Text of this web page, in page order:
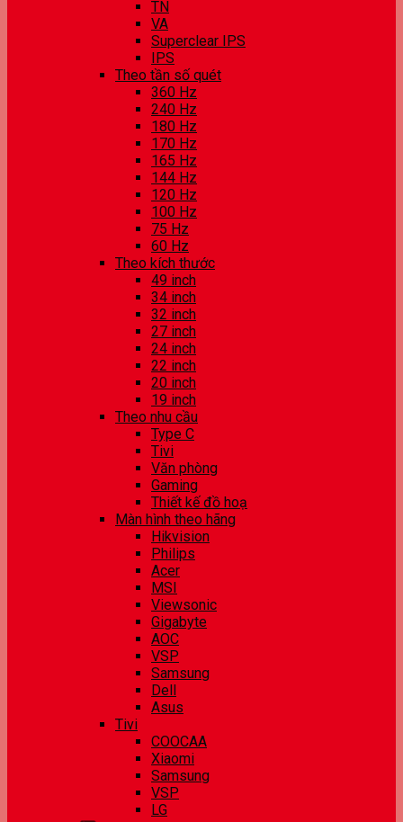
TN
VA
Superclear IPS
IPS
Theo tần số quét
360 Hz
240 Hz
180 Hz
170 Hz
165 Hz
144 Hz
120 Hz
100 Hz
75 Hz
60 Hz
Theo kích thước
49 inch
34 inch
32 inch
27 inch
24 inch
22 inch
20 inch
19 inch
Theo nhu cầu
Type C
Tivi
Văn phòng
Gaming
Thiết kế đồ hoạ
Màn hình theo hãng
Hikvision
Philips
Acer
MSI
Viewsonic
Gigabyte
AOC
VSP
Samsung
Dell
Asus
Tivi
COOCAA
Xiaomi
Samsung
VSP
LG